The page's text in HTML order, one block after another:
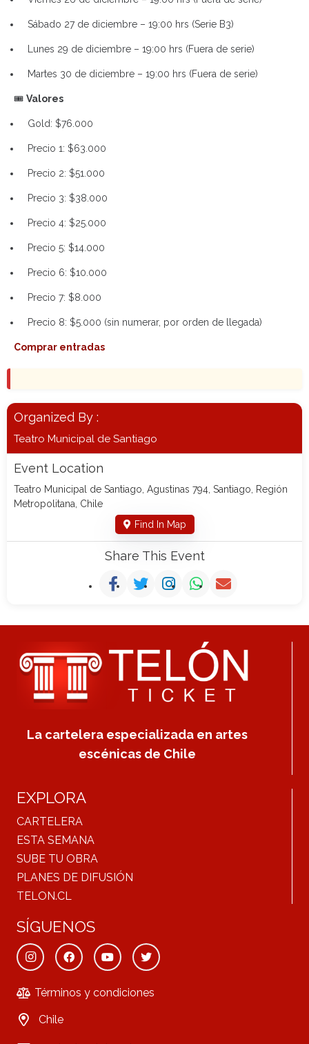
Sábado 27 de diciembre – 19:00 hrs (Serie B3)
Lunes 29 de diciembre – 19:00 hrs (Fuera de serie)
Martes 30 de diciembre – 19:00 hrs (Fuera de serie)
🎟️ Valores
Gold: $76.000
Precio 1: $63.000
Precio 2: $51.000
Precio 3: $38.000
Precio 4: $25.000
Precio 5: $14.000
Precio 6: $10.000
Precio 7: $8.000
Precio 8: $5.000 (sin numerar, por orden de llegada)
Comprar entradas
Organized By :
Teatro Municipal de Santiago
Event Location
Teatro Municipal de Santiago, Agustinas 794, Santiago, Región
Metropolitana, Chile
Find In Map
Share This Event
La cartelera especializada en artes
escénicas de Chile
EXPLORA
CARTELERA
ESTA SEMANA
SUBE TU OBRA
PLANES DE DIFUSIÓN
TELON.CL
SÍGUENOS
Términos y condiciones
Chile